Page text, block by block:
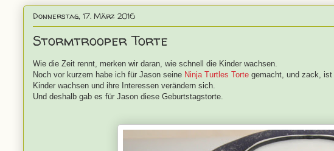
Donnerstag, 17. März 2016
Stormtrooper Torte
Wie die Zeit rennt, merken wir daran, wie schnell die Kinder wachsen.
Noch vor kurzem habe ich für Jason seine Ninja Turtles Torte gemacht, und zack, ist
Kinder wachsen und ihre Interessen verändern sich.
Und deshalb gab es für Jason diese Geburtstagstorte.